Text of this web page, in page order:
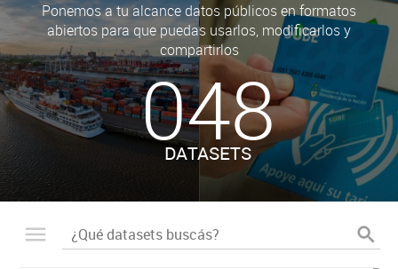
Ponemos a tu alcance datos públicos en formatos
abiertos para que puedas usarlos, modificarlos y
compartirlos
048
DATASETS